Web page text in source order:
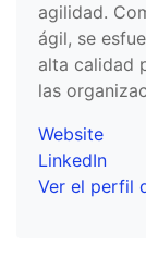
agilidad.
ágil, se
alta calidad
las
Website
LinkedIn
Ver el perfil